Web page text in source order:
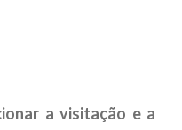
a visitação e a